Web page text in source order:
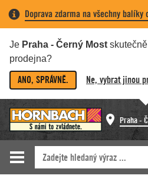
Doprava zdarma na všechny balíky
Je Praha - Černý Most
prodejna?
ANO, SPRÁVNĚ. Ne, vybrat jinou
Praha -